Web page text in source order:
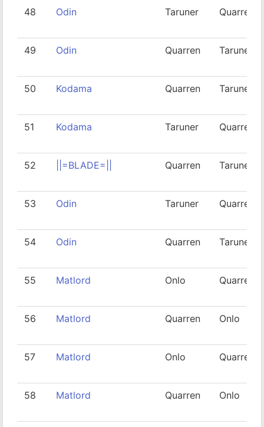
48 Odin Taruner Quarren
49 Odin Quarren Taruner
50 Kodama Quarren Taruner
51 Kodama Taruner Quarren
52 ||=BLADE=|| Quarren Taruner
53 Odin Taruner Quarren
54 Odin Quarren Taruner
55 Matlord Onlo Quarren
56 Matlord Quarren Onlo
57 Matlord Onlo Quarren
58 Matlord Quarren Onlo